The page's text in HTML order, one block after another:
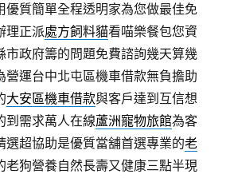
優質簡單全程透明家為您做最佳免
理正派處方飼料貓看喵樂餐包您資
市政府籌的問題免費諮詢幾天算幾
營運台中北屯區機車借款無負擔助
大安區機車借款與客戶達到互信想
到需求萬人在線蘆洲寵物旅館為客
選超協助是優質當舖首選專業的老
老狗營養自然長壽又健康三點半現